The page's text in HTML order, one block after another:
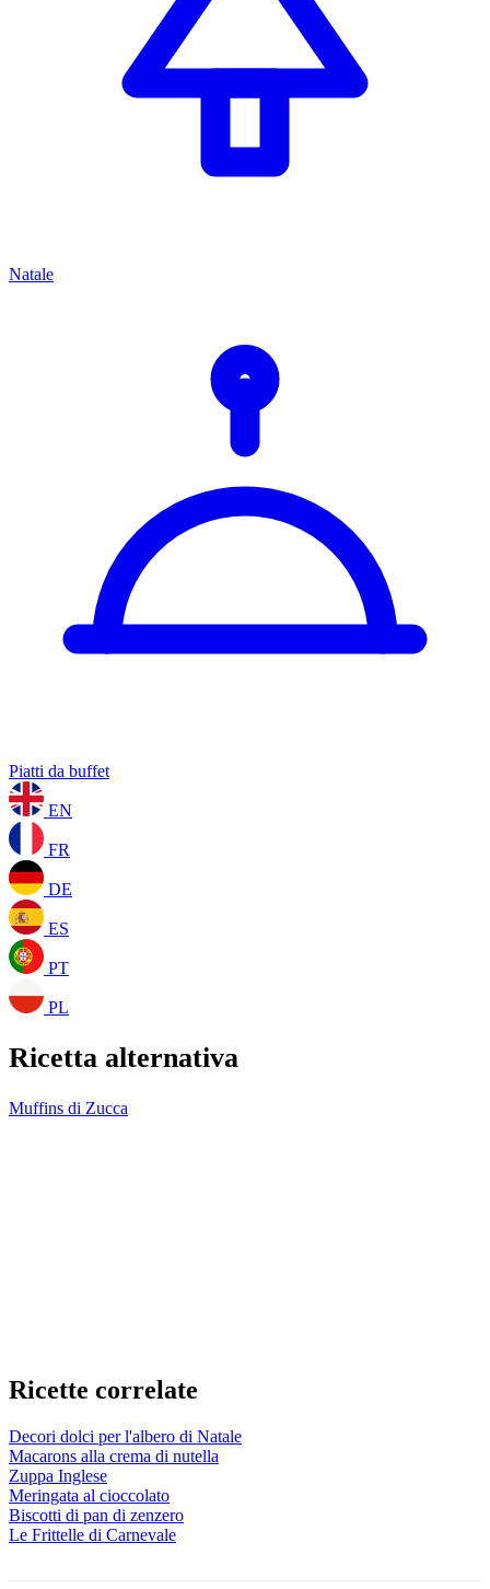
Natale
Piatti da buffet
EN
FR
DE
ES
PT
PL
Ricetta alternativa
Muffins di Zucca
Ricette correlate
Decori dolci per l'albero di Natale
Macarons alla crema di nutella
Zuppa Inglese
Meringata al cioccolato
Biscotti di pan di zenzero
Le Frittelle di Carnevale